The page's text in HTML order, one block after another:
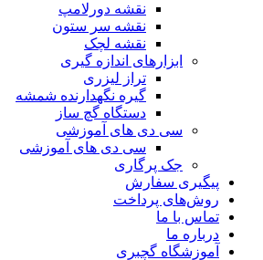
نقشه دورلامپ
نقشه سر ستون
نقشه لچک
ابزارهای اندازه گیری
تراز لیزری
گیره نگهدارنده شمشه
دستگاه گچ ساز
سی دی های آموزشی
سی دی های آموزشی
جک پرگاری
پیگیری سفارش
روش‌های پرداخت
تماس با ما
درباره ما
آموزشگاه گچبری